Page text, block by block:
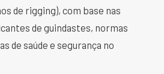
de rigging), com base nas
de guindastes, normas
de saúde e segurança no